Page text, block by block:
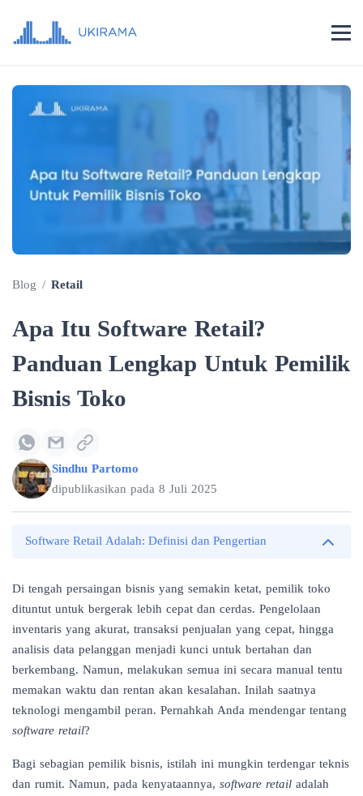
Blog / Retail
Apa Itu Software Retail?
Panduan Lengkap Untuk Pemilik
Bisnis Toko
Sindhu Partomo
dipublikasikan pada 8 Juli 2025
Software Retail Adalah: Definisi dan Pengertian
Di tengah persaingan bisnis yang semakin ketat, pemilik toko
dituntut untuk bergerak lebih cepat dan cerdas. Pengelolaan
inventaris yang akurat, transaksi penjualan yang cepat, hingga
analisis data pelanggan menjadi kunci untuk bertahan dan
berkembang. Namun, melakukan semua ini secara manual tentu
memakan waktu dan rentan akan kesalahan. Inilah saatnya
teknologi mengambil peran. Pernahkah Anda mendengar tentang
software retail?
Bagi sebagian pemilik bisnis, istilah ini mungkin terdengar teknis
dan rumit. Namun, pada kenyataannya, software retail adalah